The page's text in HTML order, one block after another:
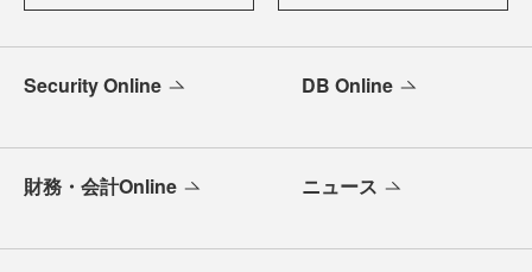
Security Online DB Online
財務・会計Online ニュース